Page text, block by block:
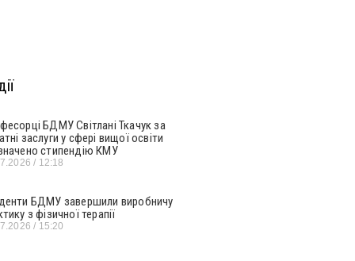
БДМУ Світлані Ткачук за
заслуги у сфері вищої освіти
стипендію КМУ
12:18
БДМУ завершили виробничу
з фізичної терапії
15:20